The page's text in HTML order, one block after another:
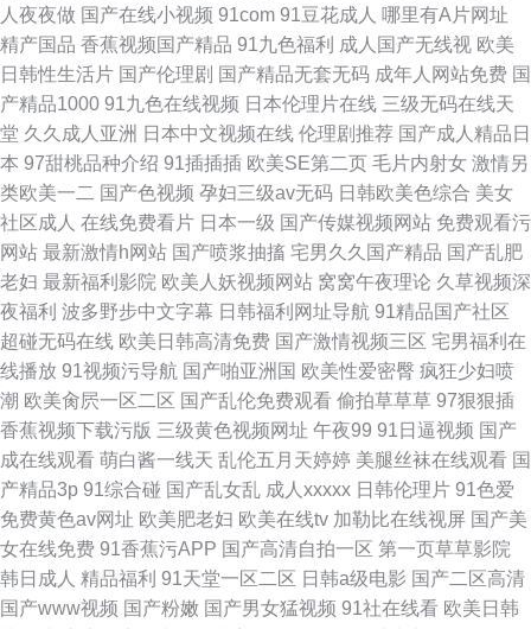
人夜夜做 国产在线小视频 91com 91豆花成人 哪里有A片网址
精产国品 香蕉视频国产精品 91九色福利 成人国产无线视 欧美
日韩性生活片 国产伦理剧 国产精品无套无码 成年人网站免费 国
产精品1000 91九色在线视频 日本伦理片在线 三级无码在线天
堂 久久成人亚洲 日本中文视频在线 伦理剧推荐 国产成人精品日
本 97甜桃品种介绍 91插插插 欧美SE第二页 毛片内射女 激情另
类欧美一二 国产色视频 孕妇三级av无码 日韩欧美色综合 美女
社区成人 在线免费看片 日本一级 国产传媒视频网站 免费观看污
网站 最新激情h网站 国产喷浆抽搐 宅男久久国产精品 国产乱肥
老妇 最新福利影院 欧美人妖视频网站 窝窝午夜理论 久草视频深
夜福利 波多野步中文字幕 日韩福利网址导航 91精品国产社区
超碰无码在线 欧美日韩高清免费 国产激情视频三区 宅男福利在
线播放 91视频污导航 国产啪亚洲国 欧美性爱密臀 疯狂少妇喷
潮 欧美肏屄一区二区 国产乱伦免费观看 偷拍草草草 97狠狠插
香蕉视频下载污版 三级黄色视频网址 午夜99 91日逼视频 国产
成在线观看 萌白酱一线天 乱伦五月天婷婷 美腿丝袜在线观看 国
产精品3p 91综合碰 国产乱女乱 成人xxxxx 日韩伦理片 91色爱
免费黄色av网址 欧美肥老妇 欧美在线tv 加勒比在线视屏 国产美
女在线免费 91香蕉污APP 国产高清自拍一区 第一页草草影院
韩日成人 精品福利 91天堂一区二区 日韩a级电影 国产二区高清
国产www视频 国产粉嫩 国产男女猛视频 91社在线看 欧美日韩